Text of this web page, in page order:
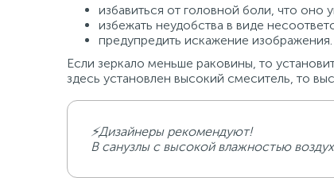
избавиться от головной боли, что оно
избежать неудобства в виде
предупредить искажение изображения.
Если зеркало меньше раковины, то
здесь установлен высокий смеситель, то
⚡Дизайнеры рекомендуют!
В санузлы с высокой влажностью